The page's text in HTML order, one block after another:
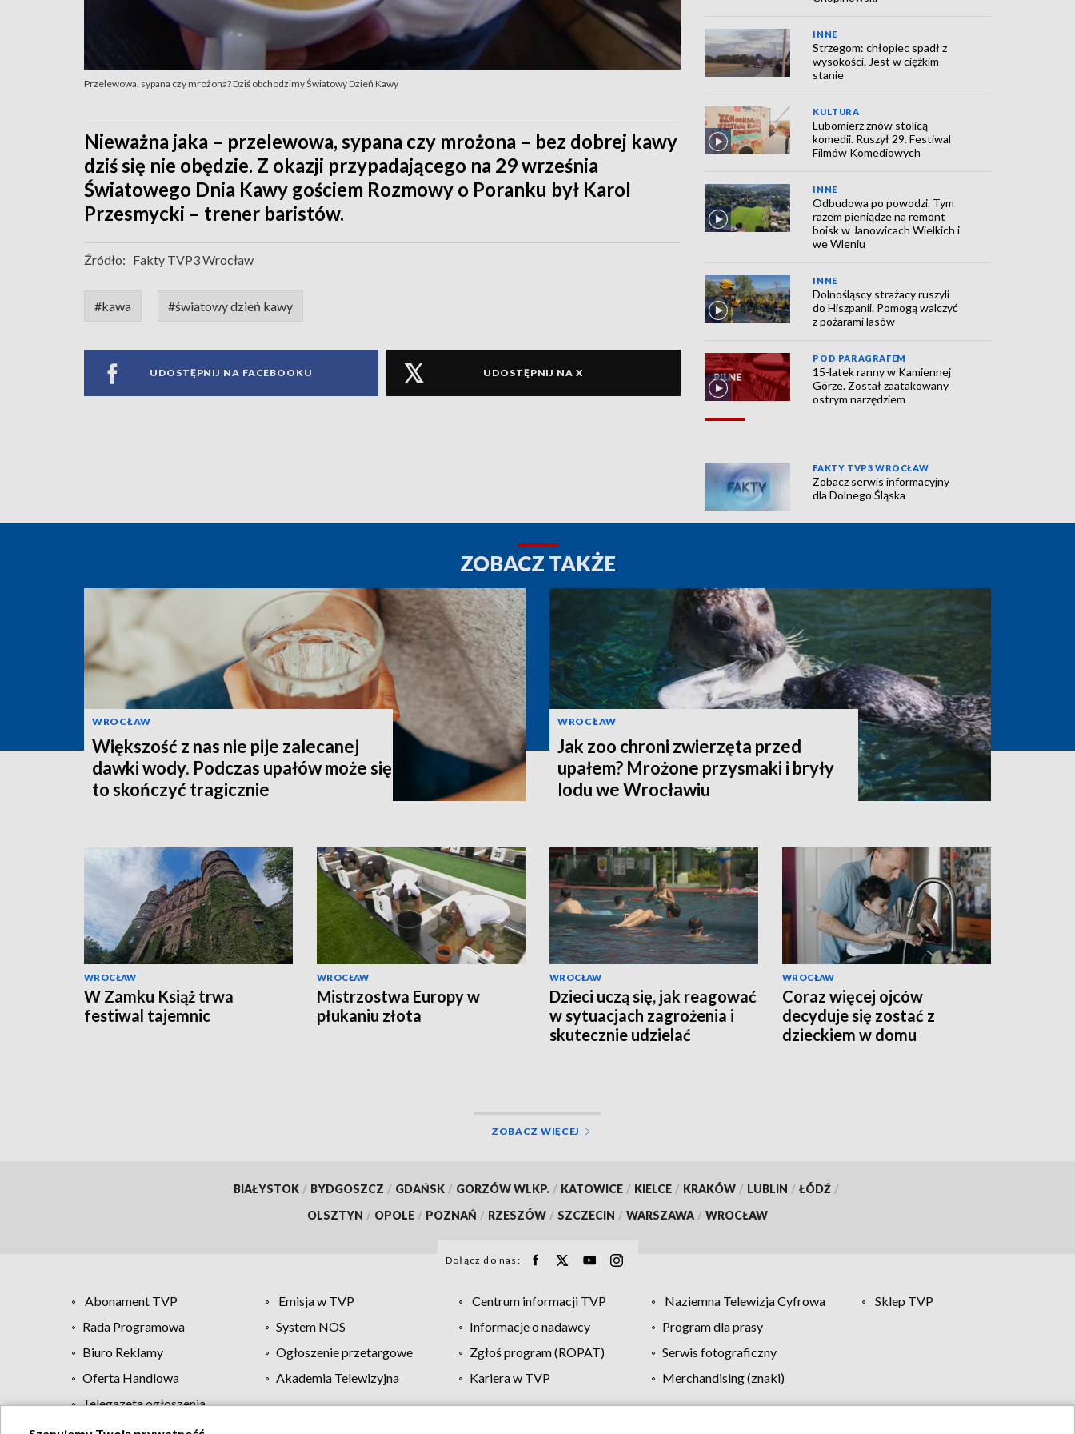
Przelewowa, sypana czy mrożona? Dziś obchodzimy Światowy Dzień Kawy
Nieważna jaka – przelewowa, sypana czy mrożona – bez dobrej kawy
dziś się nie obędzie. Z okazji przypadającego na 29 września
Światowego Dnia Kawy gościem Rozmowy o Poranku był Karol
Przesmycki – trener baristów.
Źródło: Fakty TVP3 Wrocław
#kawa #światowy dzień kawy
UDOSTĘPNIJ NA FACEBOOKU UDOSTĘPNIJ NA X
INNE
Strzegom: chłopiec spadł z
wysokości. Jest w ciężkim
stanie
KULTURA
Lubomierz znów stolicą
komedii. Ruszył 29. Festiwal
Filmów Komediowych
INNE
Odbudowa po powodzi. Tym
razem pieniądze na remont
boisk w Janowicach Wielkich i
we Wleniu
INNE
Dolnośląscy strażacy ruszyli
do Hiszpanii. Pomogą walczyć
z pożarami lasów
POD PARAGRAFEM
15-latek ranny w Kamiennej
Górze. Został zaatakowany
ostrym narzędziem
FAKTY TVP3 WROCŁAW
Zobacz serwis informacyjny
dla Dolnego Śląska
ZOBACZ TAKŻE
WROCŁAW
Większość z nas nie pije zalecanej
dawki wody. Podczas upałów może się
to skończyć tragicznie
WROCŁAW
Jak zoo chroni zwierzęta przed
upałem? Mrożone przysmaki i bryły
lodu we Wrocławiu
WROCŁAW
W Zamku Książ trwa
festiwal tajemnic
WROCŁAW
Mistrzostwa Europy w
płukaniu złota
WROCŁAW
Dzieci uczą się, jak reagować
w sytuacjach zagrożenia i
skutecznie udzielać
WROCŁAW
Coraz więcej ojców
decyduje się zostać z
dzieckiem w domu
ZOBACZ WIĘCEJ
BIAŁYSTOK / BYDGOSZCZ / GDAŃSK / GORZÓW WLKP. / KATOWICE / KIELCE / KRAKÓW / LUBLIN / ŁÓDŹ /
OLSZTYN / OPOLE / POZNAŃ / RZESZÓW / SZCZECIN / WARSZAWA / WROCŁAW
Dołącz do nas:
Abonament TVP Emisja w TVP Centrum informacji TVP Naziemna Telewizja Cyfrowa
Sklep TVP
Rada Programowa
System NOS Informacje o nadawcy
Program dla prasy
Biuro Reklamy
Ogłoszenie przetargowe Zgłoś program (ROPAT)
Serwis fotograficzny
Oferta Handlowa
Akademia Telewizyjna Kariera w TVP
Merchandising (znaki)
Telegazeta ogłoszenia